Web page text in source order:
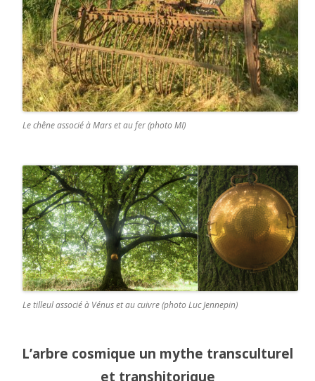
Le chêne associé à Mars et au fer (photo MI)
Le tilleul associé à Vénus et au cuivre (photo Luc Jennepin)
L’arbre cosmique un mythe transculturel
et transhitorique